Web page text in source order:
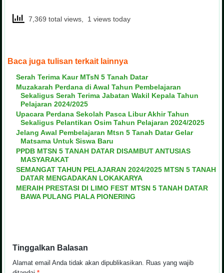
7,369 total views, 1 views today
Baca juga tulisan terkait lainnya
Serah Terima Kaur MTsN 5 Tanah Datar
Muzakarah Perdana di Awal Tahun Pembelajaran
Sekaligus Serah Terima Jabatan Wakil Kepala Tahun
Pelajaran 2024/2025
Upacara Perdana Sekolah Pasca Libur Akhir Tahun
Sekaligus Pelantikan Osim Tahun Pelajaran 2024/2025
Jelang Awal Pembelajaran Mtsn 5 Tanah Datar Gelar
Matsama Untuk Siswa Baru
PPDB MTSN 5 TANAH DATAR DISAMBUT ANTUSIAS
MASYARAKAT
SEMANGAT TAHUN PELAJARAN 2024/2025 MTSN 5 TANAH
DATAR MENGADAKAN LOKAKARYA
MERAIH PRESTASI DI LIMO FEST MTSN 5 TANAH DATAR
BAWA PULANG PIALA PIONERING
Tinggalkan Balasan
Alamat email Anda tidak akan dipublikasikan.
Ruas yang wajib